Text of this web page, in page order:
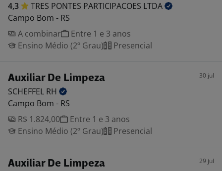
4,3 TRES PONTES PARTICIPACOES LTDA
Campo Bom - RS
A combinar
Entre 1 e 3 anos
Ensino Médio (2º Grau)
Presencial
Auxiliar De Limpeza 30 jul
SCHEFFEL RH
Campo Bom - RS
R$ 1.824,00
Entre 1 e 3 anos
Ensino Médio (2º Grau)
Presencial
Auxiliar De Limpeza 29 jul